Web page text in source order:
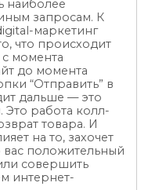
наиболее
запросам. К
маркетинг
что происходит
момента
до момента
“Отправить” в
дальше — это
работа колл-
товара. И
на то, захочет
вас положительный
совершить
интернет-